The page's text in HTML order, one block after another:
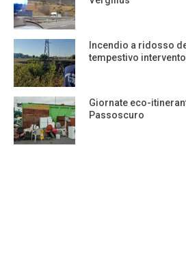
Incendio a ridosso
tempestivo
Giornate eco-
Passoscuro